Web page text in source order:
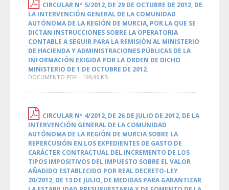
CIRCULAR Nº 5/2012, DE 29 DE OCTUBRE DE 2012, DE
LA INTERVENCIÓN GENERAL DE LA COMUNIDAD
AUTÓNOMA DE LA REGIÓN DE MURCIA, POR LA QUE SE
DICTAN INSTRUCCIONES SOBRE LA OPERATORIA
CONTABLE A SEGUIR PARA LA REMISIÓN AL MINISTERIO
DE HACIENDA Y ADMINISTRACIONES PÚBLICAS DE LA
INFORMACIÓN EXIGIDA POR LA ORDEN DE DICHO
MINISTERIO DE 1 DE OCTUBRE DE 2012.
DOCUMENTO PDF - 199,99 KB
CIRCULAR Nº 4/2012, DE 26 DE JULIO DE 2012, DE LA
INTERVENCIÓN GENERAL DE LA COMUNIDAD
AUTÓNOMA DE LA REGIÓN DE MURCIA SOBRE LA
REPERCUSIÓN EN LOS EXPEDIENTES DE GASTO DE
CARÁCTER CONTRACTUAL DEL INCREMENTO DE LOS
TIPOS IMPOSITIVOS DEL IMPUESTO SOBRE EL VALOR
AÑADIDO ESTABLECIDO POR REAL DECRETO-LEY
20/2012, DE 13 DE JULIO, DE MEDIDAS PARA GARANTIZAR